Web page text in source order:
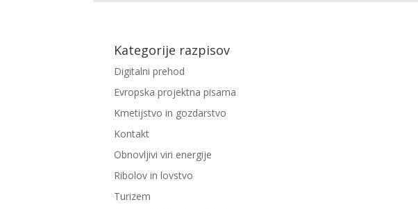
Kategorije razpisov
Digitalni prehod
Evropska projektna pisarna
Kmetijstvo in gozdarstvo
Kontakt
Obnovljivi viri energije
Ribolov in lovstvo
Turizem